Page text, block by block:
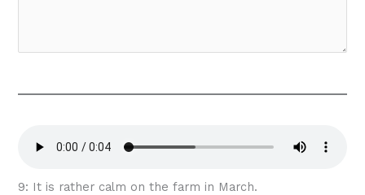
9: It is rather calm on the farm in March.